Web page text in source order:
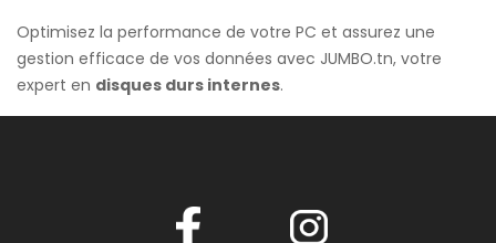
Optimisez la performance de votre PC et assurez une
gestion efficace de vos données avec JUMBO.tn, votre
expert en disques durs internes.